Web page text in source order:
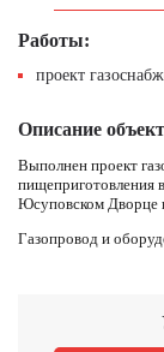
Работы:
проект
Описание
Выполнен проект
пищеприготовления
Юсуповском Дворце
Газопровод и